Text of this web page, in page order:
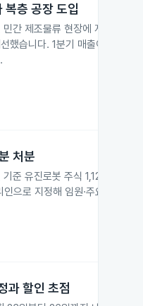
복층 공장 도입
간 제조물류 현장에 자율주행
했습니다. 1분기 매출이 전년
처분
준 유진로봇 주식 1,126,490
으로 지정해 임원·주요주주 특
과 할인 초점